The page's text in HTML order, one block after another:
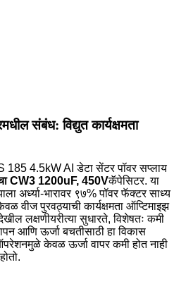
संबंध: विद्युत कार्यक्षमता
4.5kW AI डेटा सेंटर पॉवर सप्लाय
CW3 1200uF, 450Vकॅपेसिटर. या
अर्ध्या-भारावर ९७% पॉवर फॅक्टर साध्य
वीज पुरवठ्याची कार्यक्षमता ऑप्टिमाइझ
लक्षणीयरीत्या सुधारते, विशेषतः कमी
आणि ऊर्जा बचतीसाठी हा विकास
केवळ ऊर्जा वापर कमी होत नाही